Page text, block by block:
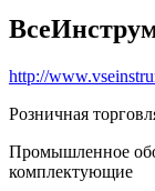
http://
Розничная
Промышленное
комплектующие